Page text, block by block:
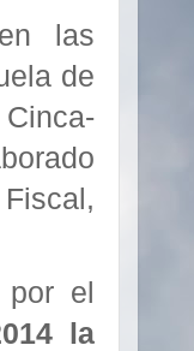
las
de
el
la